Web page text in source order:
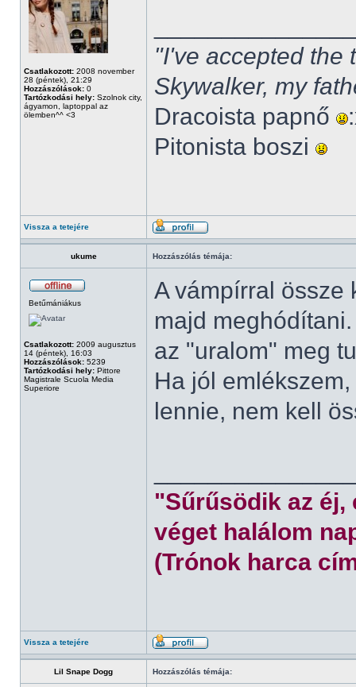
Csatlakozott: 2008 november
28 (péntek), 21:29
Hozzászólások: 0
Tartózkodási hely: Szolnok city,
ágyamon, laptoppal az
ölemben^^ <3
"I've accepted the
Skywalker, my
Dracoista papnő
Pitonista boszi
Vissza a tetejére
ukume Hozzászólás témája:
Betűmániákus
Csatlakozott: 2009 augusztus
14 (péntek), 16:03
Hozzászólások: 5239
Tartózkodási hely: Pittore
Magistrale Scuola Media
Superiore
A vámpírral össze
majd
az "uralom" meg
Ha jól
lennie, nem kell
"Sűrűsödik az éj,
véget halálom
(Trónok harca
Vissza a tetejére
Lil Snape Dogg Hozzászólás témája: